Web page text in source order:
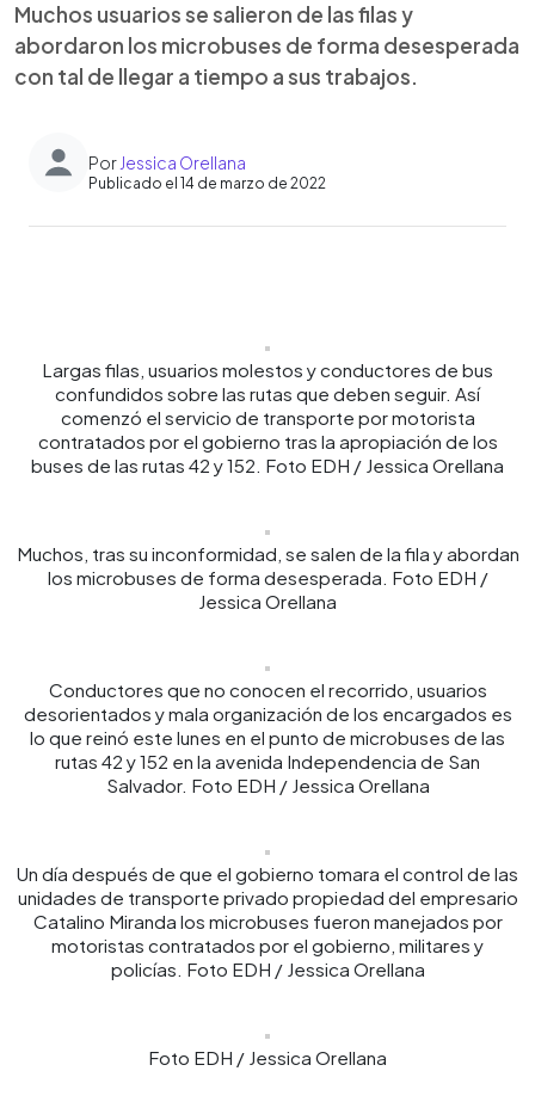
Muchos usuarios se salieron de las filas y
abordaron los microbuses de forma desesperada
con tal de llegar a tiempo a sus trabajos.
Por Jessica Orellana
Publicado el 14 de marzo de 2022
Largas filas, usuarios molestos y conductores de bus
confundidos sobre las rutas que deben seguir. Así
comenzó el servicio de transporte por motorista
contratados por el gobierno tras la apropiación de los
buses de las rutas 42 y 152. Foto EDH / Jessica Orellana
Muchos, tras su inconformidad, se salen de la fila y abordan
los microbuses de forma desesperada. Foto EDH /
Jessica Orellana
Conductores que no conocen el recorrido, usuarios
desorientados y mala organización de los encargados es
lo que reinó este lunes en el punto de microbuses de las
rutas 42 y 152 en la avenida Independencia de San
Salvador. Foto EDH / Jessica Orellana
Un día después de que el gobierno tomara el control de las
unidades de transporte privado propiedad del empresario
Catalino Miranda los microbuses fueron manejados por
motoristas contratados por el gobierno, militares y
policías. Foto EDH / Jessica Orellana
Foto EDH / Jessica Orellana